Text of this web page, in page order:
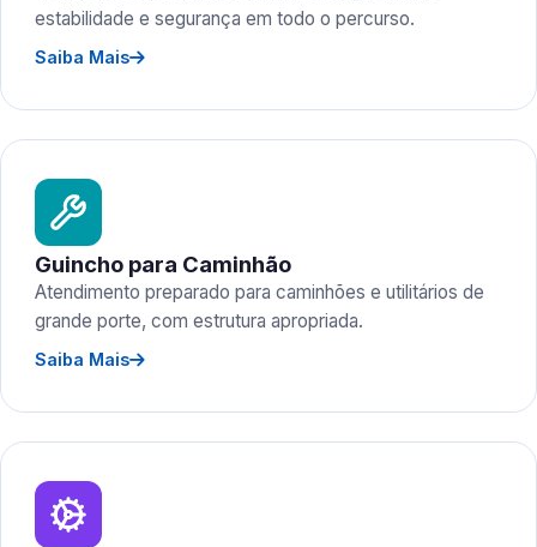
estabilidade e segurança em todo o percurso.
Saiba Mais
Guincho para Caminhão
Atendimento preparado para caminhões e utilitários de
grande porte, com estrutura apropriada.
Saiba Mais